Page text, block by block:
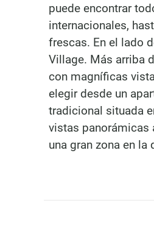
puede encontrar
internacionales,
frescas. En el lado
Village. Más arriba
con magníficas
elegir desde un
tradicional situada
vistas panorámicas
una gran zona en
Marbella Real Estate
Phone: +34 951 566
Mobile:+34 672